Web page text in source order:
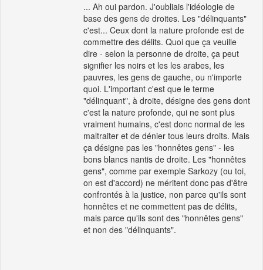
... Ah oui pardon. J'oubliais l'idéologie de
base des gens de droites. Les "délinquants"
c'est... Ceux dont la nature profonde est de
commettre des délits. Quoi que ça veuille
dire - selon la personne de droite, ça peut
signifier les noirs et les les arabes, les
pauvres, les gens de gauche, ou n'importe
quoi. L'important c'est que le terme
"délinquant", à droite, désigne des gens dont
c'est la nature profonde, qui ne sont plus
vraiment humains, c'est donc normal de les
maltraiter et de dénier tous leurs droits. Mais
ça désigne pas les "honnêtes gens" - les
bons blancs nantis de droite. Les "honnêtes
gens", comme par exemple Sarkozy (ou toi,
on est d'accord) ne méritent donc pas d'être
confrontés à la justice, non parce qu'ils sont
honnêtes et ne commettent pas de délits,
mais parce qu'ils sont des "honnêtes gens"
et non des "délinquants".